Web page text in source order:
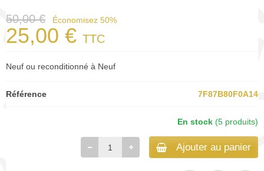
50,00 € Économisez 50%
25,00 € TTC
Neuf ou reconditionné à Neuf
Référence 7F87B80F0A14
En stock (5 produits)
Ajouter au panier